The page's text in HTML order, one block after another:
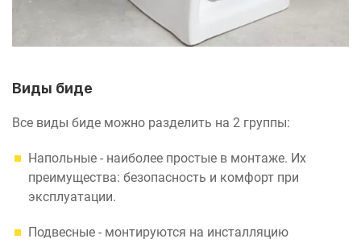
Виды биде
Все виды биде можно разделить на 2 группы:
Напольные - наиболее простые в монтаже. Их
преимущества: безопасность и комфорт при
эксплуатации.
Подвесные - монтируются на инсталляцию